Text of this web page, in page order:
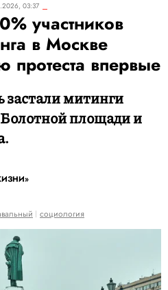
03:37
участников
в Москве
впервые
застали митинги
Болотной площади и
социология